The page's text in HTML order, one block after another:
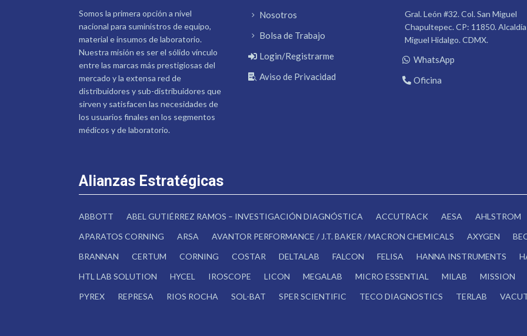
Somos la primera opción a nivel
nacional para suministros de equipo,
material e insumos de laboratorio.
Nuestra misión es ser el sólido vínculo
entre las marcas más prestigiosas del
mercado y la extensa red de
distribuidores y sub-distribuidores que
sirven y satisfacen las necesidades de
los usuarios finales en los segmentos
médicos y de laboratorio.
Nosotros
Bolsa de Trabajo
Login/Registrarme
Aviso de Privacidad
Gral. León #32. Col. San Miguel
Chapultepec. CP: 11850.
Miguel Hidalgo. CDMX.
WhatsApp
Oficina
Alianzas Estratégicas
ABBOTT ABEL GUTIÉRREZ RAMOS – INVESTIGACIÓN DIAGNÓSTICA ACCUTRACK AESA
AHLSTROM
APARATOS CORNING
ARSA AVANTOR PERFORMANCE / J.T. BAKER / MACRON CHEMICALS AXYGEN
BRANNAN
CERTUM CORNING COSTAR DELTALAB FALCON FELISA HANNA INSTRUMENTS
HTL LAB SOLUTION
HYCEL IROSCOPE LICON MEGALAB MICRO ESSENTIAL MILAB
MISSION
PYREX
REPRESA RIOS ROCHA SOL-BAT SPER SCIENTIFIC TECO DIAGNOSTICS TERLAB